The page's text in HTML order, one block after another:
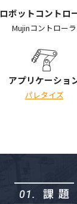
ロボットコントロ
Mujinコントローラ
アプリケーショ
パレタイズ
01. 課題